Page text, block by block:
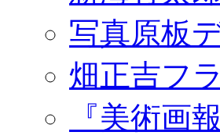
写真原板
畑正吉フ
『美術画